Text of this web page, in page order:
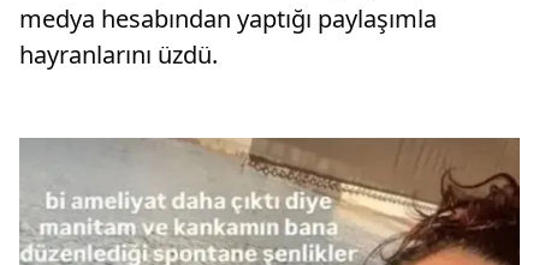
medya hesabından yaptığı paylaşımla
hayranlarını üzdü.